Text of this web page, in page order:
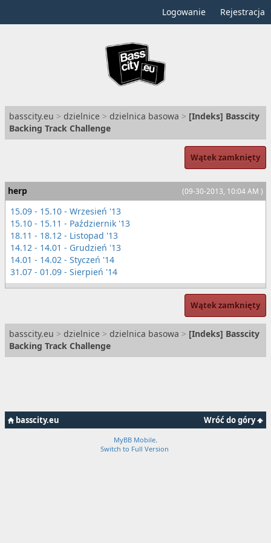
Logowanie Rejestracja
basscity.eu > dzielnice > dzielnica basowa > [Indeks] Basscity
Backing Track Challenge
Wątek zamknięty
(09-30-2013, 10:04 AM )
herp
15.09 - 15.10 - Wrzesień '13
15.10 - 15.11 - Październik '13
18.11 - 18.12 - Listopad '13
14.12 - 14.01 - Grudzień '13
14.01 - 14.02 - Styczeń '14
31.07 - 01.09 - Sierpień '14
Wątek zamknięty
basscity.eu > dzielnice > dzielnica basowa > [Indeks] Basscity
Backing Track Challenge
Wróć do góry
basscity.eu
MyBB Mobile.
Switch to Full Version